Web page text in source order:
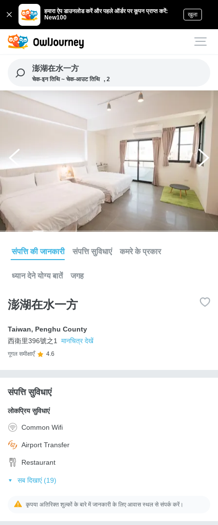
हमारा ऐप डाउनलोड करें और पहले ऑर्डर पर कूपन प्राप्त करें:
New100
खुला
澎湖在水一方
चेक-इन तिथि ~ चेक-आउट तिथि , 2
संपत्ति की जानकारी संपत्ति सुविधाएं कमरे के प्रकार
ध्यान देने योग्य बातें जगह
澎湖在水一方
Taiwan, Penghu County
西衛里396號之1
मानचित्र देखें
गूगल समीक्षाएँ 4.6
संपत्ति सुविधाएं
लोकप्रिय सुविधाएं
Common Wifi
Airport Transfer
Restaurant
सब दिखाएं (19)
कृपया अतिरिक्त शुल्कों के बारे में जानकारी के लिए आवास स्थल से संपर्क करें।